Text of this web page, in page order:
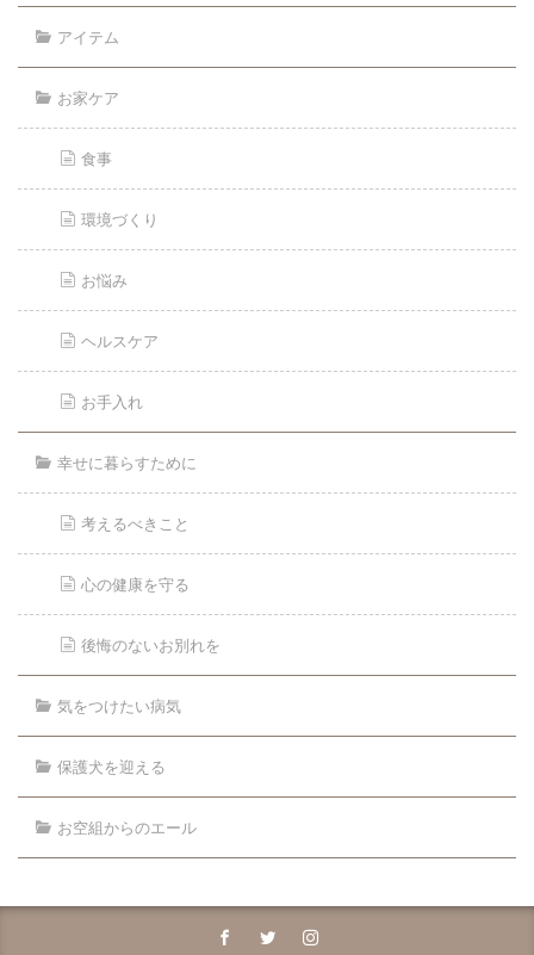
アイテム
お家ケア
食事
環境づくり
お悩み
ヘルスケア
お手入れ
幸せに暮らすために
考えるべきこと
心の健康を守る
後悔のないお別れを
気をつけたい病気
保護犬を迎える
お空組からのエール